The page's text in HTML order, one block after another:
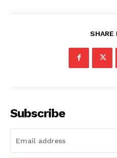
SHARE
Subscribe